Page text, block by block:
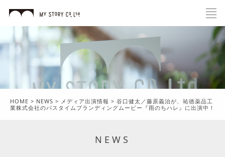
HOME > NEWS > メディア出演情報 > 谷口健太／藤原義治が、祐徳薬品工
業株式会社のパスタイムブランディングムービー『雨のちハレ』に出演中！
NEWS